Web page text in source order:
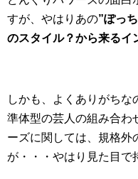
すが、やはりあの”ぽっ
のスタイル？から来るイ
しかも、よくありがちな
準体型の芸人の組み合わ
ーズに関しては、規格外
が・・・やはり見た目で